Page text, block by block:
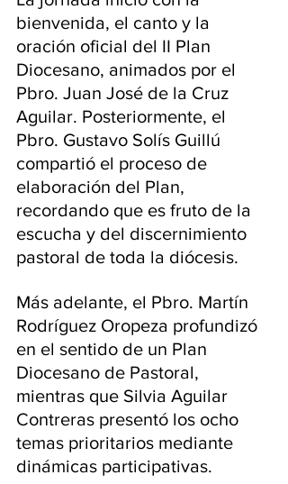
bienvenida, el canto y la
oración oficial del II Plan
Diocesano, animados por el
Pbro. Juan José de la Cruz
Aguilar. Posteriormente, el
Pbro. Gustavo Solís Guillú
compartió el proceso de
elaboración del Plan,
recordando que es fruto de la
escucha y del discernimiento
pastoral de toda la diócesis.
Más adelante, el Pbro. Martín
Rodríguez Oropeza profundizó
en el sentido de un Plan
Diocesano de Pastoral,
mientras que Silvia Aguilar
Contreras presentó los ocho
temas prioritarios mediante
dinámicas participativas.